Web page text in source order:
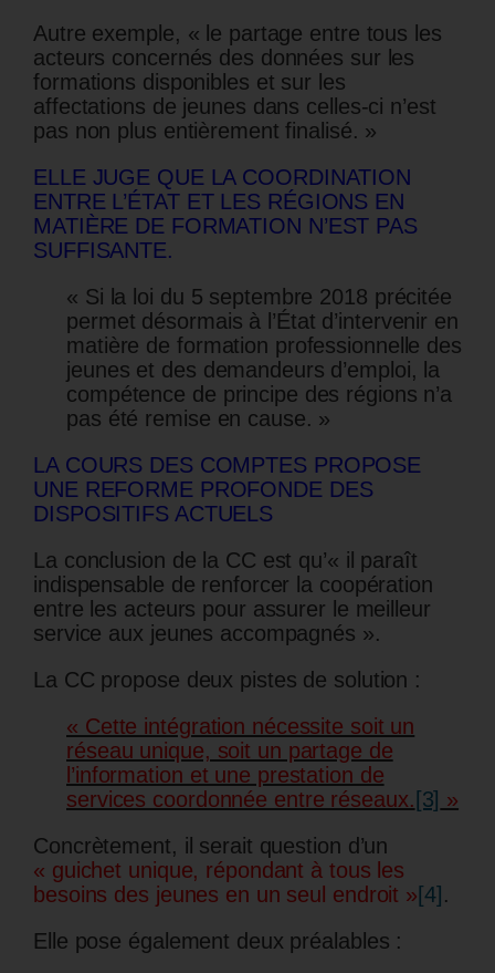
Autre exemple, « le partage entre tous les
acteurs concernés des données sur les
formations disponibles et sur les
affectations de jeunes dans celles-ci n’est
pas non plus entièrement finalisé. »
ELLE JUGE QUE LA COORDINATION
ENTRE L’ÉTAT ET LES RÉGIONS EN
MATIÈRE DE FORMATION N’EST PAS
SUFFISANTE.
« Si la loi du 5 septembre 2018 précitée
permet désormais à l’État d’intervenir en
matière de formation professionnelle des
jeunes et des demandeurs d’emploi, la
compétence de principe des régions n’a
pas été remise en cause. »
LA COURS DES COMPTES PROPOSE
UNE REFORME PROFONDE DES
DISPOSITIFS ACTUELS
La conclusion de la CC est qu’« il paraît
indispensable de renforcer la coopération
entre les acteurs pour assurer le meilleur
service aux jeunes accompagnés ».
La CC propose deux pistes de solution :
« Cette intégration nécessite soit un
réseau unique, soit un partage de
l’information et une prestation de
services coordonnée entre réseaux. [3] »
Concrètement, il serait question d’un
« guichet unique, répondant à tous les
besoins des jeunes en un seul endroit »[4] .
Elle pose également deux préalables :